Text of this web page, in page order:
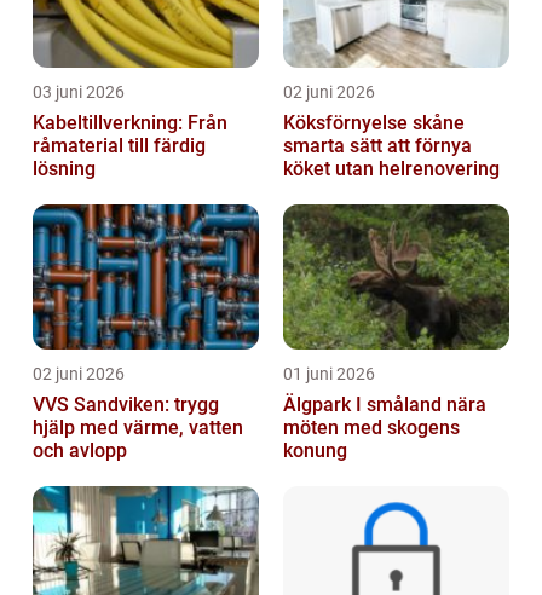
03 juni 2026
Kabeltillverkning: Från
råmaterial till färdig
lösning
02 juni 2026
Köksförnyelse skåne
smarta sätt att förnya
köket utan helrenovering
02 juni 2026
VVS Sandviken: trygg
hjälp med värme, vatten
och avlopp
01 juni 2026
Älgpark I småland nära
möten med skogens
konung